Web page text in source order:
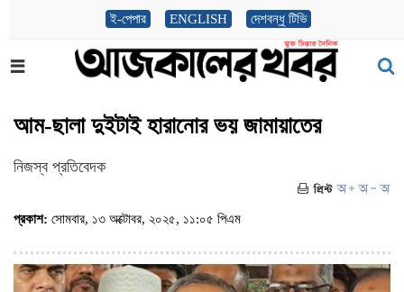
ই-পেপার ENGLISH দেশবন্ধু টিভি
আম-ছালা দুইটাই হারানোর ভয় জামায়াতের
নিজস্ব প্রতিবেদক
প্রকাশ: সোমবার, ১৩ অক্টোবর, ২০২৫, ১১:০৫ পিএম